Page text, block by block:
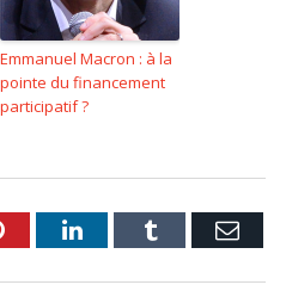
Emmanuel Macron : à la
pointe du financement
participatif ?
PinterestLinkedInTumblr Email